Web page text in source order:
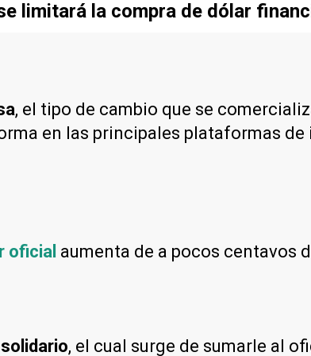
limitará la compra de dólar
, el tipo de cambio que se
en las principales plataformas
oficial aumenta de a pocos centavos
, el cual surge de sumarle al